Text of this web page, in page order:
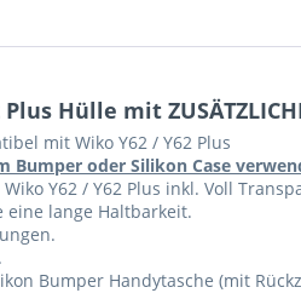
Hülle mit
mit Wiko Y62 / Y62 Plus
Bumper oder Silikon Case
Y62 / Y62 Plus inkl. Voll
eine lange Haltbarkeit.
Bumper Handytasche (mit